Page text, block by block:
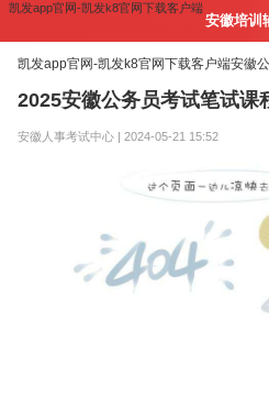
凯发app官网-凯发k8官网下载客户端
安徽培训
凯发app官网-凯发k8官网下载客户端安徽
2025安徽公务员考试笔试课
安徽人事考试中心 | 2024-05-21 15:52